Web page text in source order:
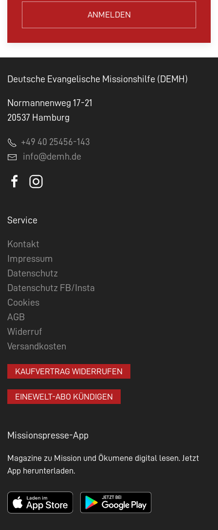
ANMELDEN
Deutsche Evangelische Missionshilfe (DEMH)
Normannenweg 17-21
20537 Hamburg
+49 40 25456-143
info@demh.de
Service
Kontakt
Impressum
Datenschutz
Datenschutz FB/Insta
Cookies
AGB
Widerruf
Versandkosten
KAUFVERTRAG WIDERRUFEN
EINEWELT-ABO KÜNDIGEN
Missionspresse-App
Magazine zu Mission und Ökumene digital lesen. Jetzt
App herunterladen.